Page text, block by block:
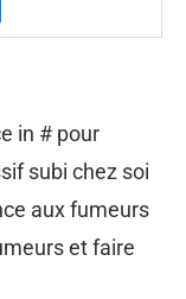
in # pour
subi chez soi
aux fumeurs
et faire